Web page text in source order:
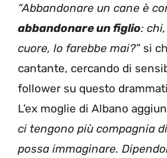
“Abbandonare un cane è
abbandonare un figlio:
cuore, lo farebbe mai?”si
cantante, cercando di
follower su questo
L’ex moglie di Albano
ci tengono più compagnia
possa immaginare.